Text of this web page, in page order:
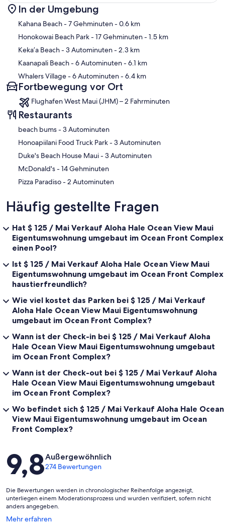
Karte
In der Umgebung
Kahana Beach- 7 Gehminuten- 0.6 km
Honokowai Beach Park- 17 Gehminuten- 1.5 km
Keka’a Beach- 3 Autominuten- 2.3 km
Kaanapali Beach- 6 Autominuten- 6.1 km
Whalers Village- 6 Autominuten- 6.4 km
Fortbewegung vor Ort
Flughafen West Maui (JHM) – 2 Fahrminuten
Restaurants
‪beach bums - ‬3 Autominuten
‪Honoapiilani Food Truck Park - ‬3 Autominuten
‪Duke's Beach House Maui - ‬3 Autominuten
‪McDonald's - ‬14 Gehminuten
‪Pizza Paradiso - ‬2 Autominuten
Häufig gestellte Fragen
Hat $ 125 / Mai Verkauf Aloha Hale Ocean View Maui
Eigentumswohnung umgebaut im Ocean Front Complex
einen Pool?
Ist $ 125 / Mai Verkauf Aloha Hale Ocean View Maui
Eigentumswohnung umgebaut im Ocean Front Complex
haustierfreundlich?
Wie viel kostet das Parken bei $ 125 / Mai Verkauf
Aloha Hale Ocean View Maui Eigentumswohnung
umgebaut im Ocean Front Complex?
Wann ist der Check-in bei $ 125 / Mai Verkauf Aloha
Hale Ocean View Maui Eigentumswohnung umgebaut
im Ocean Front Complex?
Wann ist der Check-out bei $ 125 / Mai Verkauf Aloha
Hale Ocean View Maui Eigentumswohnung umgebaut
im Ocean Front Complex?
Wo befindet sich $ 125 / Mai Verkauf Aloha Hale Ocean
View Maui Eigentumswohnung umgebaut im Ocean
Front Complex?
Bewertungen
9,8Außergewöhnlich
274 Bewertungen
Die Bewertungen werden in chronologischer Reihenfolge angezeigt,
unterliegen einem Moderationsprozess und wurden verifiziert, sofern nicht
anders angegeben.
Mehr erfahren
Wird